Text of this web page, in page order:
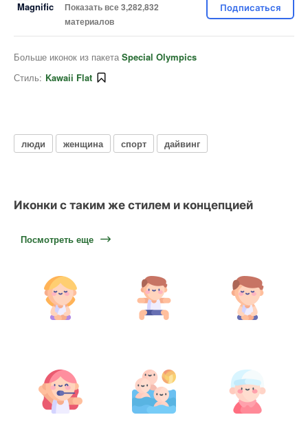
Показать все 3,282,832
материалов
Подписаться
Больше иконок из пакета Special Olympics
Стиль: Kawaii Flat
люди женщина спорт дайвинг
Иконки с таким же стилем и концепцией
Посмотреть еще